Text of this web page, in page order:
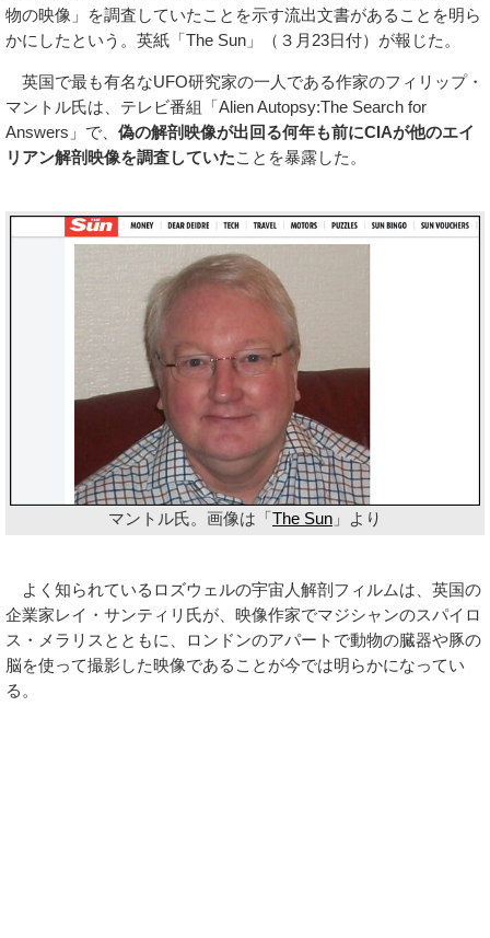
物の映像」を調査していたことを示す流出文書があることを明ら
かにしたという。英紙「The Sun」（３月23日付）が報じた。
英国で最も有名なUFO研究家の一人である作家のフィリップ・
マントル氏は、テレビ番組「Alien Autopsy:The Search for
Answers」で、 偽の解剖映像が出回る何年も前にCIAが他のエイ
リアン解剖映像を調査していたことを暴露した。
マントル氏。画像は「The Sun 」より
よく知られているロズウェルの宇宙人解剖フィルムは、英国の
企業家レイ・サンティリ氏が、映像作家でマジシャンのスパイロ
ス・メラリスとともに、ロンドンのアパートで動物の臓器や豚の
脳を使って撮影した映像であることが今では明らかになってい
る。